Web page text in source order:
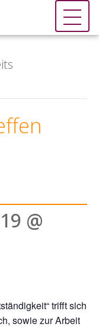
@
trifft sich
sowie zur Arbeit